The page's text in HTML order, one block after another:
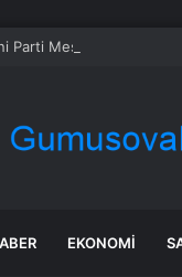
Parti Mesaisi Sürüyor…
EKONOMI